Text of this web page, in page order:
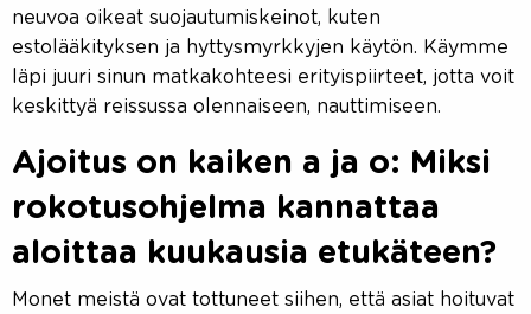
neuvoa oikeat suojautumiskeinot, kuten
estolääkityksen ja hyttysmyrkkyjen käytön. Käymme
läpi juuri sinun matkakohteesi erityispiirteet, jotta voit
keskittyä reissussa olennaiseen, nauttimiseen.
Ajoitus on kaiken a ja o: Miksi
rokotusohjelma kannattaa
aloittaa kuukausia etukäteen?
Monet meistä ovat tottuneet siihen, että asiat hoituvat